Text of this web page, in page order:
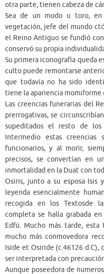
otra parte, tienen cabeza de
Sea de un modo u toro,
vegetación, jefe del mundo
el Reino Antiguo se fundió
conservó su propia
Su primera iconografía queda
culto puede remontarse
que todavía no ha sido
tiene la apariencia
Las creencias funerarias del
prerrogativas, se
supeditados el resto de
Intermedio estas
funcionarios, y al morir,
precisos, se convertían en
inmortalidad en la Duat con
Osiris, junto a su esposa Isis
leyenda esencialmente
recogida en los Textosde
completa se halla grabada
Edfú. Mucho más tarde,
mucho más conmovedora
Iside et Osiride (c.46126
ser interpretada con
Aunque poseedora de